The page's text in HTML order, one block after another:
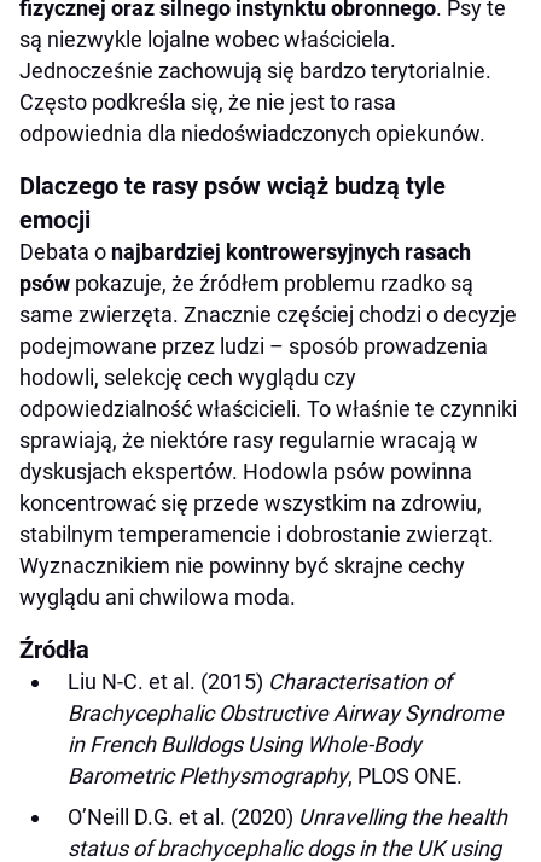
fizycznej oraz silnego instynktu obronnego. Psy te
są niezwykle lojalne wobec właściciela.
Jednocześnie zachowują się bardzo terytorialnie.
Często podkreśla się, że nie jest to rasa
odpowiednia dla niedoświadczonych opiekunów.
Dlaczego te rasy psów wciąż budzą tyle
emocji
Debata o najbardziej kontrowersyjnych rasach
psów pokazuje, że źródłem problemu rzadko są
same zwierzęta. Znacznie częściej chodzi o decyzje
podejmowane przez ludzi – sposób prowadzenia
hodowli, selekcję cech wyglądu czy
odpowiedzialność właścicieli. To właśnie te czynniki
sprawiają, że niektóre rasy regularnie wracają w
dyskusjach ekspertów. Hodowla psów powinna
koncentrować się przede wszystkim na zdrowiu,
stabilnym temperamencie i dobrostanie zwierząt.
Wyznacznikiem nie powinny być skrajne cechy
wyglądu ani chwilowa moda.
Źródła
Liu N-C. et al. (2015) Characterisation of
Brachycephalic Obstructive Airway Syndrome
in French Bulldogs Using Whole-Body
Barometric Plethysmography, PLOS ONE.
O’Neill D.G. et al. (2020) Unravelling the health
status of brachycephalic dogs in the UK using